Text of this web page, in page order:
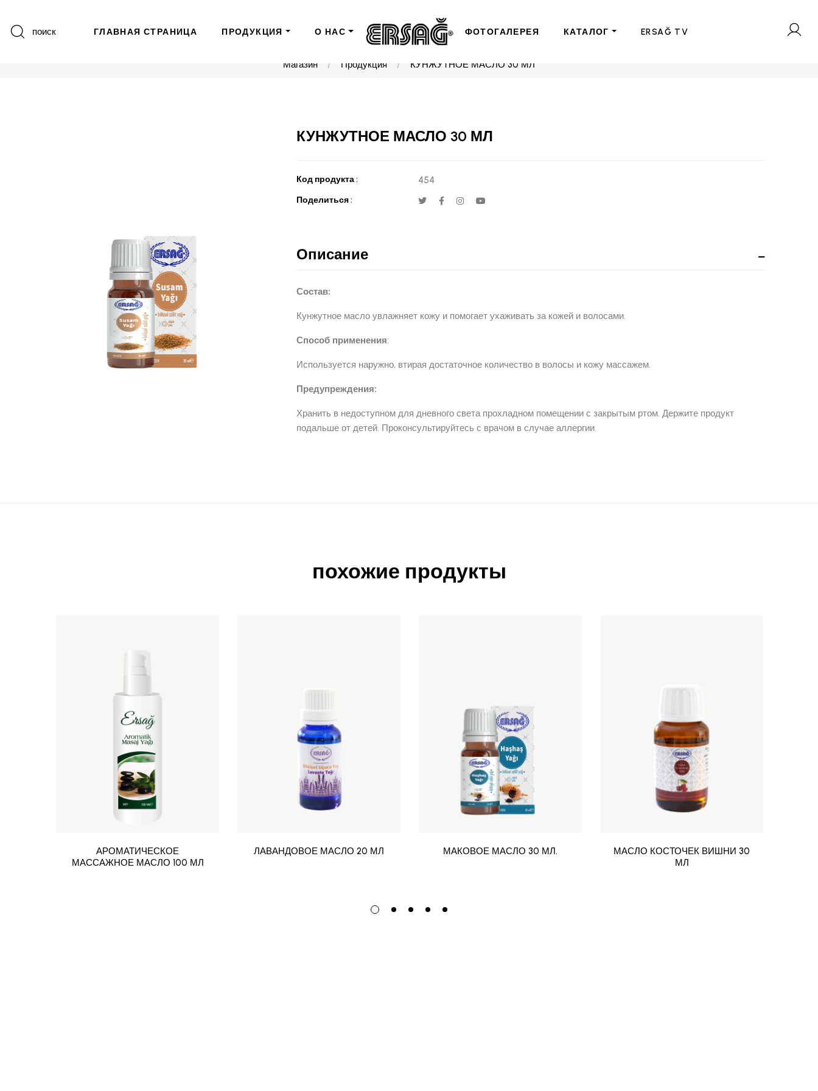
поиск ГЛАВНАЯ СТРАНИЦА ПРОДУКЦИЯ О НАС ФОТОГАЛЕРЕЯ КАТАЛОГ ERSAĞ TV
Магазин Продукция КУНЖУТНОЕ МАСЛО 30 МЛ
КУНЖУТНОЕ МАСЛО 30 МЛ
Код продукта : 454
Поделиться :
Описание
Состав:
Кунжутное масло увлажняет кожу и помогает ухаживать за кожей и волосами.
Способ применения:
Используется наружно, втирая достаточное количество в волосы и кожу массажем.
Предупреждения:
Хранить в недоступном для дневного света прохладном помещении с закрытым ртом. Держите продукт
подальше от детей. Проконсультируйтесь с врачом в случае аллергии.
похожие продукты
АРОМАТИЧЕСКОЕ
МАССАЖНОЕ МАСЛО 100 МЛ
ЛАВАНДОВОЕ МАСЛО 20 МЛ МАКОВОЕ МАСЛО 30 МЛ.
МАСЛО КОСТОЧЕК ВИШНИ 30
МЛ